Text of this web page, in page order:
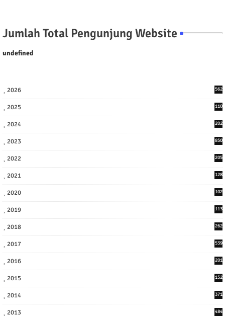
Jumlah Total Pengunjung Website
undefned
2026 562
2025
110
2024
202
2023 850
2022
205
2021
128
2020
102
2019
113
2018
262
2017
539
2016
201
2015 152
2014 371
2013 484